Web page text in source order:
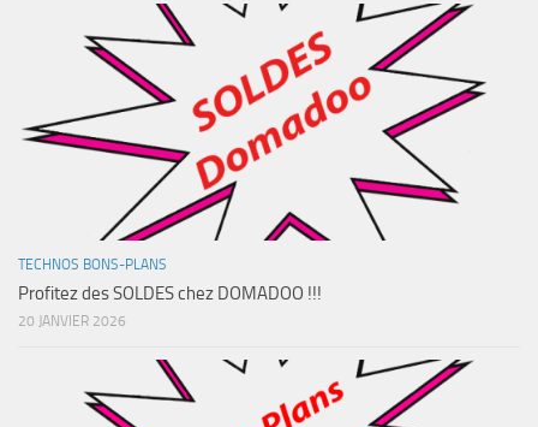
TECHNOS BONS-PLANS
Profitez des SOLDES chez DOMADOO !!!
20 JANVIER 2026